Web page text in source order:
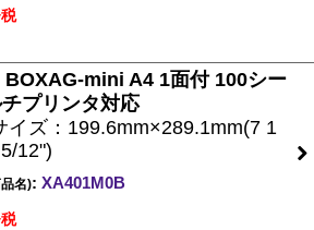
BOXAG-mini A4 1面付 100シー
チプリンタ対応
イズ：199.6mm×289.1mm(7 1
12")
名): XA401M0B